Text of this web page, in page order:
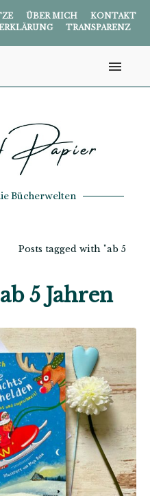
ÜBER MICH
KONTAKT
TRANSPARENZ
Bücherwelten
Posts tagged with "ab 5
ab 5 Jahren